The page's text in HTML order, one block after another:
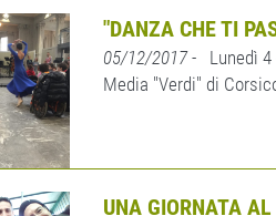
"DANZA CHE TI
05/12/2017- Lunedì 4
Media "Verdi" di
UNA GIORNATA